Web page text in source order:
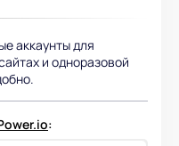
аккаунты для
и одноразовой
: